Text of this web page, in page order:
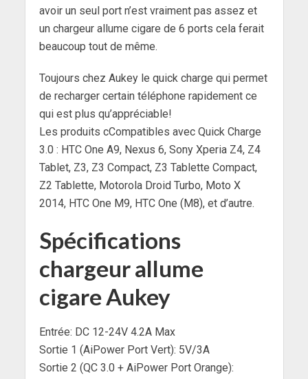
avoir un seul port n’est vraiment pas assez et
un chargeur allume cigare de 6 ports cela ferait
beaucoup tout de même.
Toujours chez Aukey le quick charge qui permet
de recharger certain téléphone rapidement ce
qui est plus qu’appréciable!
Les produits cCompatibles avec Quick Charge
3.0 : HTC One A9, Nexus 6, Sony Xperia Z4, Z4
Tablet, Z3, Z3 Compact, Z3 Tablette Compact,
Z2 Tablette, Motorola Droid Turbo, Moto X
2014, HTC One M9, HTC One (M8), et d’autre.
Spécifications
chargeur allume
cigare Aukey
Entrée: DC 12-24V 4.2A Max
Sortie 1 (AiPower Port Vert): 5V/3A
Sortie 2 (QC 3.0 + AiPower Port Orange):